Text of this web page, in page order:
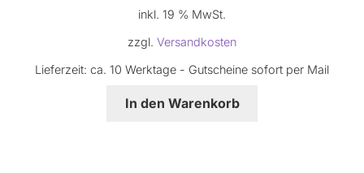
inkl. 19 % MwSt.
zzgl. Versandkosten
Lieferzeit: ca. 10 Werktage - Gutscheine sofort per Mail
In den Warenkorb